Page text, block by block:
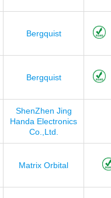
Bergquist
Bergquist
ShenZhen Jing
Handa Electronics
Co.,Ltd.
Matrix Orbital